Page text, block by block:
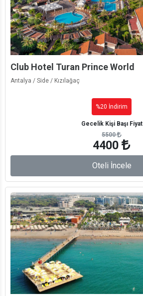
Club Hotel Turan Prince World
Antalya / Side / Kızılağaç
%20 İndirim
Gecelik Kişi Başı Fiyat
5500
4400
Oteli İncele